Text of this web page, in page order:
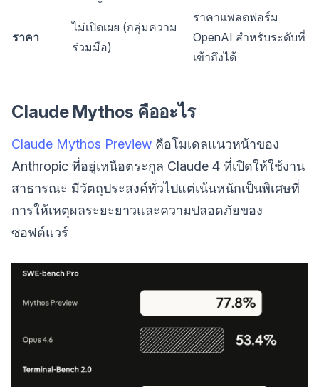
ราคา
ไม่เปิดเผย (กลุ่มความ
ร่วมมือ)
ราคาแพลตฟอร์ม
OpenAI สำหรับระดับที่
เข้าถึงได้
Claude Mythos คืออะไร
Claude Mythos Preview คือโมเดลแนวหน้าของ
Anthropic ที่อยู่เหนือตระกูล Claude 4 ที่เปิดให้ใช้งาน
สาธารณะ มีวัตถุประสงค์ทั่วไปแต่เน้นหนักเป็นพิเศษที่
การให้เหตุผลระยะยาวและความปลอดภัยของ
ซอฟต์แวร์